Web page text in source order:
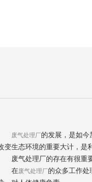
废气处理厂的发展，是如
变生态环境的重要大计，是
废气处理厂的存在有很重要
在废气处理厂的众多工作